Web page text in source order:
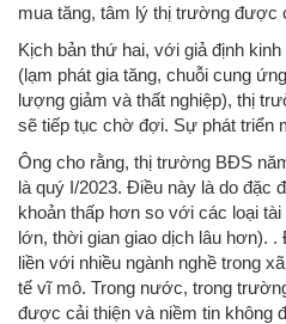
mua tăng, tâm lý thị trường được
Kịch bản thứ hai, với giả định
(lạm phát gia tăng, chuỗi cung
lượng giảm và thất nghiệp), thị
sẽ tiếp tục chờ đợi. Sự phát triển
Ông cho rằng, thị trường BĐS
là quý I/2023. Điều này là do đặc
khoản thấp hơn so với các loại
lớn, thời gian giao dịch lâu hơn).
liền với nhiều ngành nghề trong
tế vĩ mô. Trong nước, trong
được cải thiện và niềm tin không